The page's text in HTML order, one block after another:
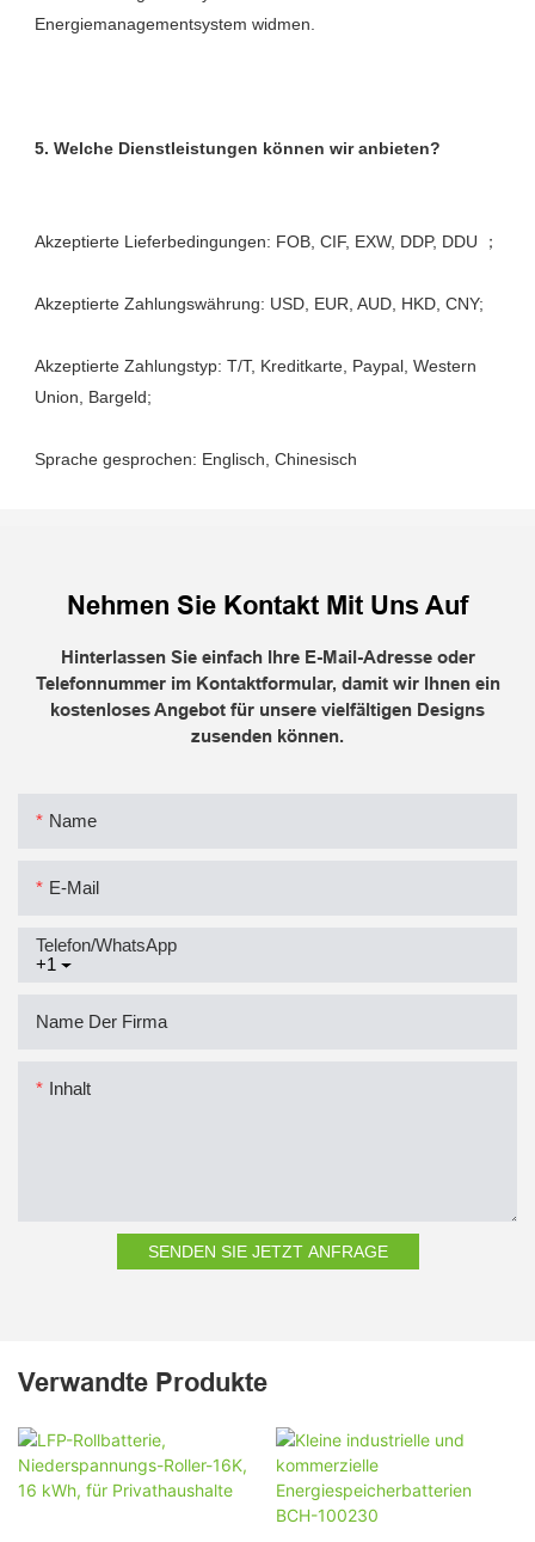
Akzeptierte Zahlungstyp: T/T, Kreditkarte, Paypal, Western
Nehmen Sie Kontakt Mit Uns Auf
Hinterlassen Sie einfach Ihre E-Mail-Adresse oder
Telefonnummer im Kontaktformular, damit wir Ihnen ein
kostenloses Angebot für unsere vielfältigen Designs
zusenden können.
Name
E-Mail
+1
Telefon/WhatsApp
Name Der Firma
Inhalt
SENDEN SIE JETZT ANFRAGE
Verwandte Produkte